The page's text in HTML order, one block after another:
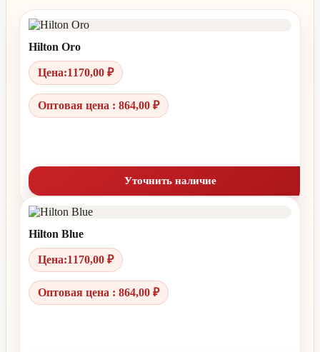
Hilton Oro
Цена:1170,00 ₽
Оптовая цена : 864,00 ₽
Уточнить наличие
Hilton Blue
Цена:1170,00 ₽
Оптовая цена : 864,00 ₽